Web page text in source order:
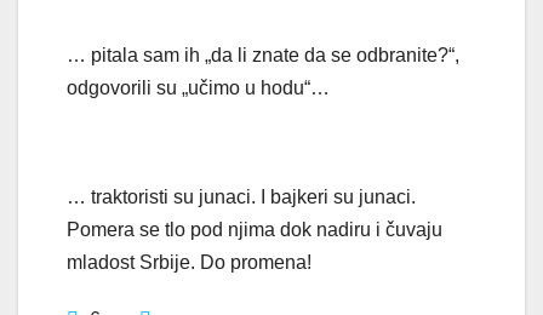
… pitala sam ih „da li znate da se odbranite?“,
odgovorili su „učimo u hodu“…
… traktoristi su junaci. I bajkeri su junaci.
Pomera se tlo pod njima dok nadiru i čuvaju
mladost Srbije. Do promena!